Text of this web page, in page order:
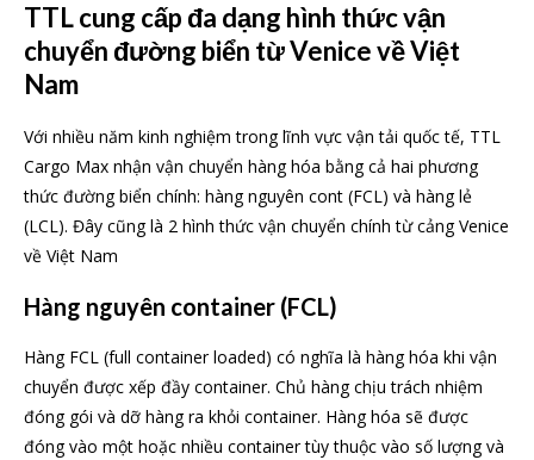
TTL cung cấp đa dạng hình thức vận
chuyển đường biển từ Venice về Việt
Nam
Với nhiều năm kinh nghiệm trong lĩnh vực vận tải quốc tế, TTL
Cargo Max nhận vận chuyển hàng hóa bằng cả hai phương
thức đường biển chính: hàng nguyên cont (FCL) và hàng lẻ
(LCL). Đây cũng là 2 hình thức vận chuyển chính từ cảng Venice
về Việt Nam
Hàng nguyên container (FCL)
Hàng FCL (full container loaded) có nghĩa là hàng hóa khi vận
chuyển được xếp đầy container. Chủ hàng chịu trách nhiệm
đóng gói và dỡ hàng ra khỏi container. Hàng hóa sẽ được
đóng vào một hoặc nhiều container tùy thuộc vào số lượng và